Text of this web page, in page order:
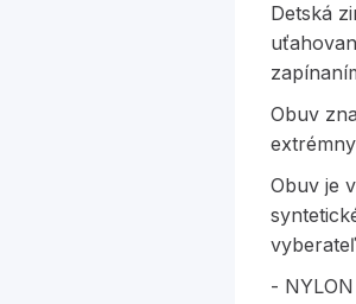
Detská
Obuv
Obuv je
-